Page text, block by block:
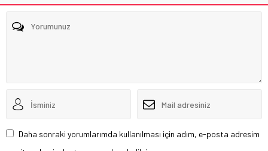
Daha sonraki yorumlarımda kullanılması için adım, e-posta adresim